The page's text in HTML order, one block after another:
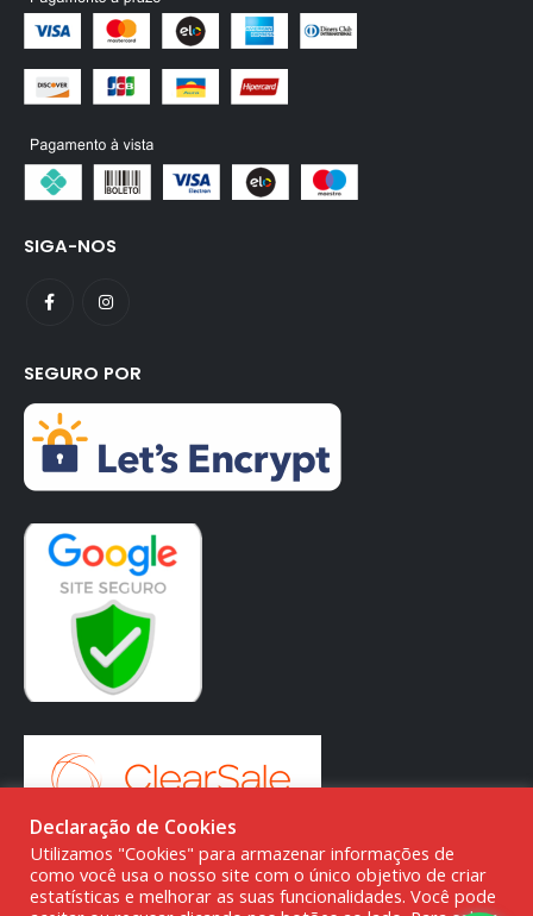
SIGA-NOS
SEGURO POR
Declaração de Cookies
Utilizamos "Cookies" para armazenar informações de
como você usa o nosso site com o único objetivo de criar
estatísticas e melhorar as suas funcionalidades. Você pode